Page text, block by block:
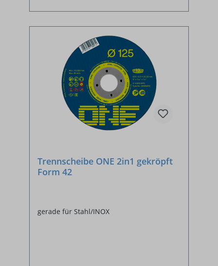
Trennscheibe ONE 2in1 gekröpft
Form 42
gerade für Stahl/INOX